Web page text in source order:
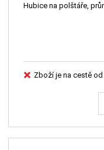
Hubice na polštáře,
Zboží je na cestě